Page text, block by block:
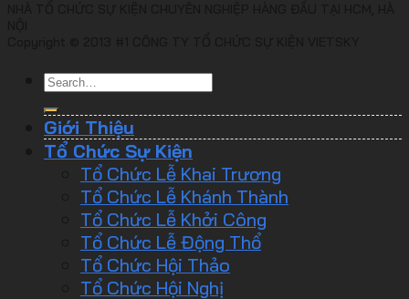
Giới Thiệu
Tổ Chức Sự Kiện
Tổ Chức Lễ Khai Trương
Tổ Chức Lễ Khánh Thành
Tổ Chức Lễ Khởi Công
Tổ Chức Lễ Động Thổ
Tổ Chức Hội Thảo
Tổ Chức Hội Nghị